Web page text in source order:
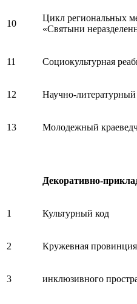
10
Цикл региональных
«Святыни
11 Социокультурная
12 Научно-
13 Молодежный
Декоративно-
1 Культурный код
2 Кружевная
3 инклюзивного